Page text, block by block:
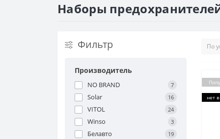
Наборы
Фильтр
Производитель
NO BRAND 7
Solar 16
VITOL 24
Winso 3
Белавто 19
нет